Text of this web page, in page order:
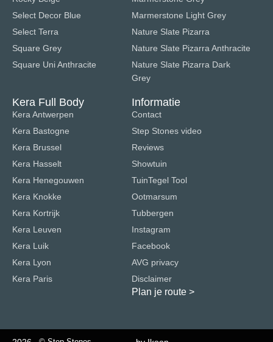
Select Decor Blue
Select Terra
Square Grey
Square Uni Anthracite
Marmerstone Light Grey
Nature Slate Pizarra
Nature Slate Pizarra Anthracite
Nature Slate Pizarra Dark
Grey
Kera Full Body
Kera Antwerpen
Kera Bastogne
Kera Brussel
Kera Hasselt
Kera Henegouwen
Kera Knokke
Kera Kortrijk
Kera Leuven
Kera Luik
Kera Lyon
Kera Paris
Informatie
Contact
Step Stones video
Reviews
Showtuin
TuinTegel Tool
Ootmarsum
Tubbergen
Instagram
Facebook
AVG privacy
Disclaimer
Plan je route>